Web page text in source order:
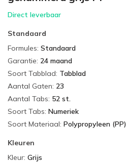
Direct leverbaar
Standaard
Formules: Standaard
Garantie: 24 maand
Soort Tabblad: Tabblad
Aantal Gaten: 23
Aantal Tabs: 52 st.
Soort Tabs: Numeriek
Soort Materiaal: Polypropyleen (PP)
Kleuren
Kleur: Grijs